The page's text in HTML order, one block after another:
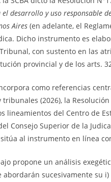
desarrollo y uso responsable
Aires (en adelante, el
Dicho instrumento es
con sustento en las
provincial y de los arts.
como referencias
tribunales (2026), la
lineamientos del Centro de
Consejo Superior de la
al instrumento en línea
propone un análisis
abordarán sucesivamente su